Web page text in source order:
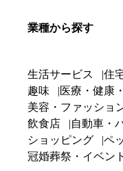
業種から探す
生活サービス 住
趣味
医療・健康
美容・ファッショ
飲食店
自動車・
ショッピング
ペ
冠婚葬祭・イベント